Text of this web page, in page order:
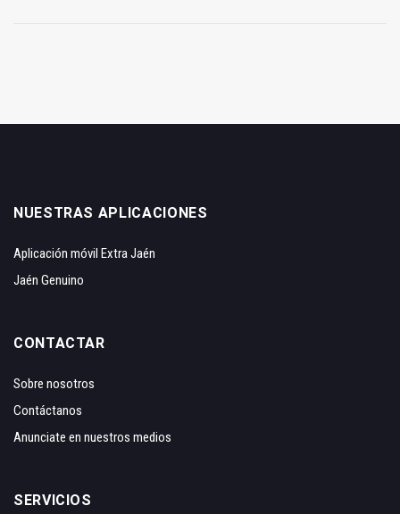
NUESTRAS APLICACIONES
Aplicación móvil Extra Jaén
Jaén Genuino
CONTACTAR
Sobre nosotros
Contáctanos
Anunciate en nuestros medios
SERVICIOS